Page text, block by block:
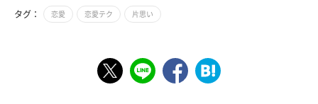
タグ： 恋愛 恋愛テク 片思い